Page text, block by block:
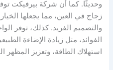
وحديثًا. كما أن شركة بيرفيكت
زجاج في العين، مما يجعلها
والتصميم الفريد. كذلك، توفر
الفوائد، مثل زيادة الإضاءة
استهلاك الطاقة، وتعزيز المظهر